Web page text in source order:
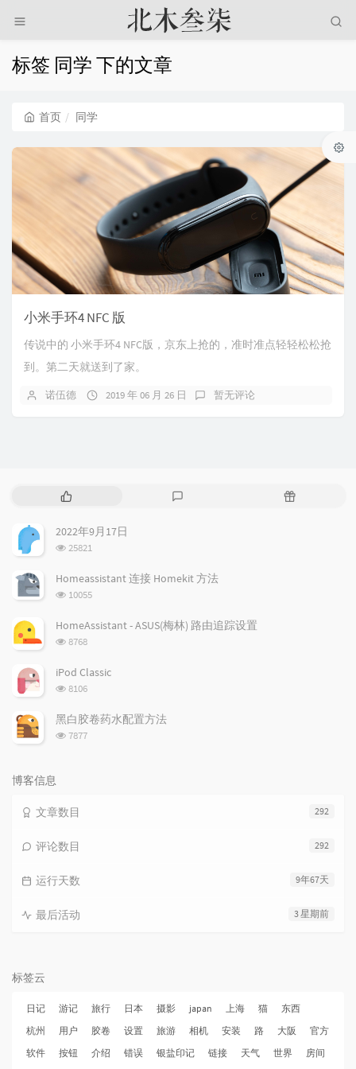
标签 同学 下的文章
首页 同学
小米手环4 NFC 版
传说中的 小米手环4 NFC版，京东上抢的，准时准点轻轻松松抢
到。第二天就送到了家。
诺伍德 2019 年 06 月 26 日 暂无评论
热
文
章
随
2022年9月17日
浏
次
25821
Homeassistant 连接 Homekit 方法
浏
次
10055
HomeAssistant - ASUS(梅林) 路由追踪设置
浏
次
8768
iPod Classic
浏
次
数:
8106
黑白胶卷药水配置方法
浏
7877
博客信息
292
文章数目
292
评论数目
9年67天
运行天数
3 星期前
最后活动
标签云
日记 游记 旅行 日本 摄影 japan 上海 猫
东西
杭州
用户 胶卷 设置 旅游 相机 安装 路 大阪
官方
软件
按钮 介绍 错误 银盐印记 链接 天气 世界
房间